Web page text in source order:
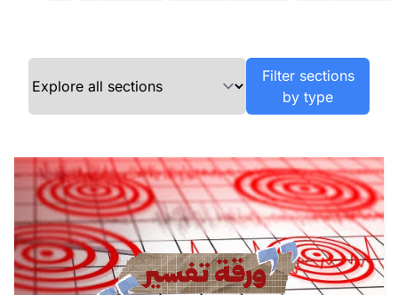
Filter sections
by type